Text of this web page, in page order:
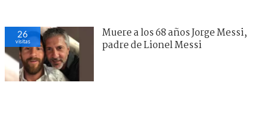
26
visitas
Muere a los 68 años Jorge Messi,
padre de Lionel Messi